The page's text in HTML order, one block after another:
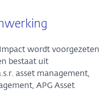
wordt voorgezeten
bestaat uit
asset management,
APG Asset